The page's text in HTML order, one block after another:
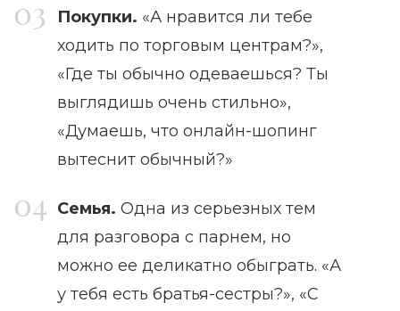
Покупки. «А нравится ли тебе
ходить по торговым центрам?»,
«Где ты обычно одеваешься? Ты
выглядишь очень стильно»,
«Думаешь, что онлайн-шопинг
вытеснит обычный?»
Семья. Одна из серьезных тем
для разговора с парнем, но
можно ее деликатно обыграть. «А
у тебя есть братья-сестры?», «С